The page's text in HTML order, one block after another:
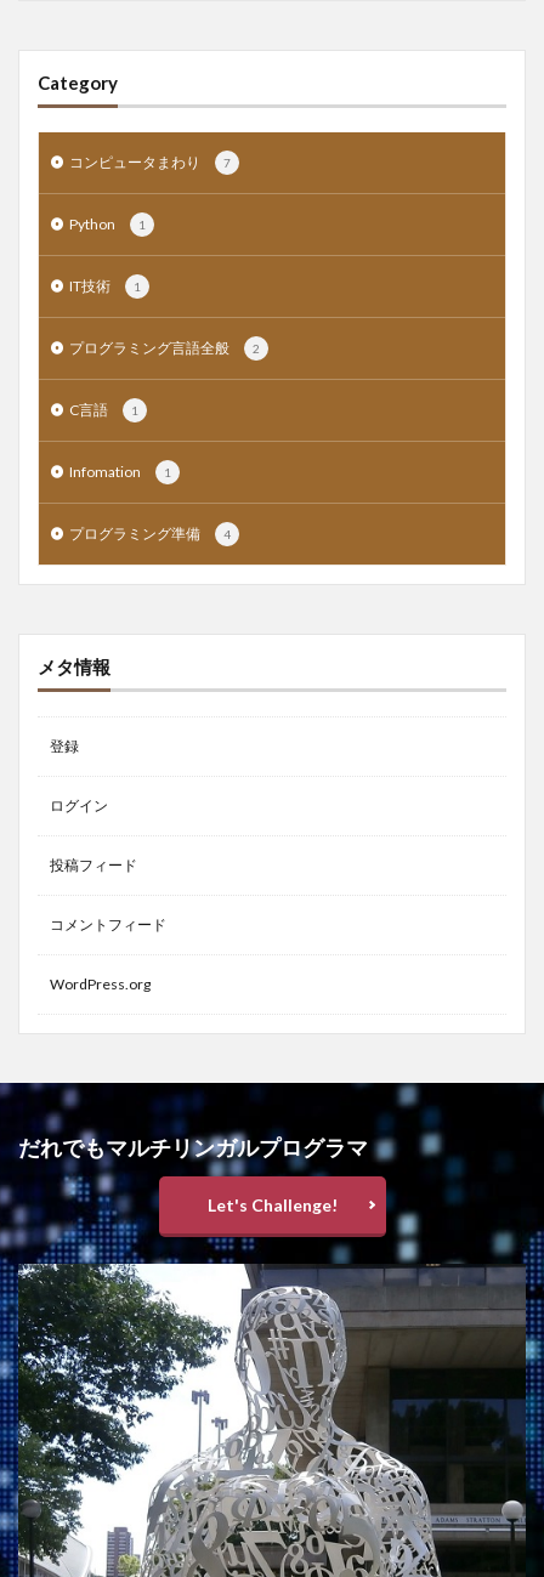
Category
コンピュータまわり 7
Python 1
IT技術 1
プログラミング言語全般 2
C言語 1
Infomation 1
プログラミング準備 4
メタ情報
登録
ログイン
投稿フィード
コメントフィード
WordPress.org
だれでもマルチリンガルプログラマ
Let's Challenge!